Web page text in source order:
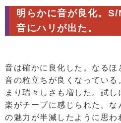
明らかに音が良化。
音にハリが出た。
音は確かに良化した。なる
音の粒立ちが良くなっている
まり瑞々しさも増した。試
楽がチープに感じられた。な
の魅力が半減したように思わ